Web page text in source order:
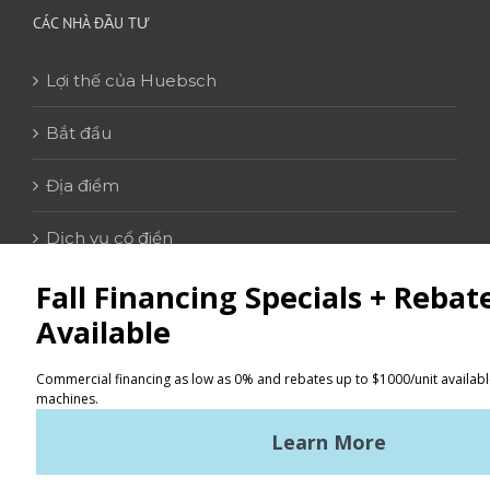
CÁC NHÀ ĐẦU TƯ
Lợi thế của Huebsch
Bắt đầu
Địa điểm
Dịch vụ cổ điển
LIÊN HỆ
Tìm kiếm